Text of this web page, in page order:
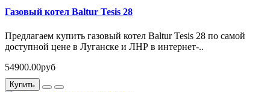
Газовый котел Baltur Tesis 28
Предлагаем купить газовый котел Baltur Tesis 28 по самой
доступной цене в Луганске и ЛНР в интернет-..
54900.00руб
Купить